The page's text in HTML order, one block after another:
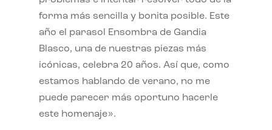
forma más sencilla y bonita posible. Este
año el parasol Ensombra de Gandia
Blasco, una de nuestras piezas más
icónicas, celebra 20 años. Así que, como
estamos hablando de verano, no me
puede parecer más oportuno hacerle
este homenaje».